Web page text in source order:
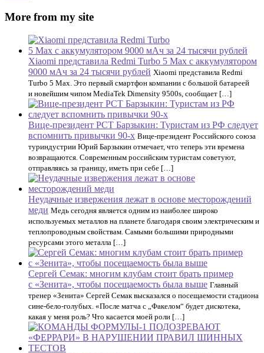
More from my site
Xiaomi представила Redmi Turbo 5 Max с аккумулятором
9000 мАч за 24 тысячи рублей Xiaomi представила Redmi
Turbo 5 Max. Это первый смартфон компании с большой батареей
и новейшим чипом MediaTek Dimensity 9500s, сообщает […]
Вице-президент РСТ Барзыкин: Туристам из РФ следует
вспомнить привычки 90-х Вице-президент Российского союза
туриндустрии Юрий Барзыкин отмечает, что теперь эти времена
возвращаются. Современным российским туристам советуют,
отправляясь за границу, иметь при себе […]
Неудачные извержения лежат в основе месторождений
меди Медь сегодня является одним из наиболее широко
используемых металлов на планете благодаря своим электрическим и
теплопроводным свойствам. Самыми большими природными
ресурсами этого металла […]
Сергей Семак: многим клубам стоит брать пример
с «Зенита», чтобы посещаемость была выше Главный
тренер «Зенита» Сергей Семак высказался о посещаемости стадиона
сине-бело-голубых. «После матча с „Факелом“ будет дискотека,
какая у меня роль? Что касается моей роли […]